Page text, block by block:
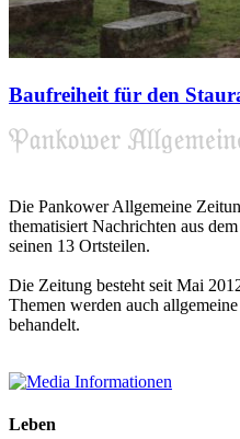
Baufreiheit für den
Die Pankower Allgemeine
thematisiert Nachrichten aus
seinen 13 Ortsteilen.
Die Zeitung besteht seit Mai
Themen werden auch
behandelt.
Leben